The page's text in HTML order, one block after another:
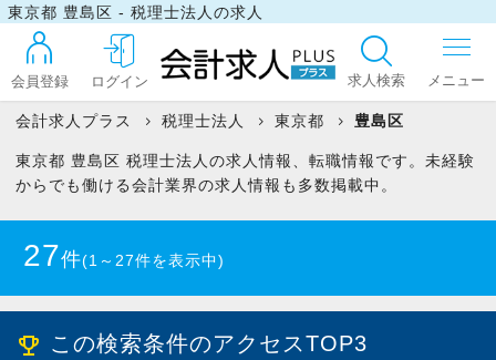
東京都 豊島区 - 税理士法人の求人
会員登録 ログイン 求人検索
ログイン
最近見た求人
マイリスト
会計求人プラス 税理士法人 東京都 豊島区
東京都 豊島区 税理士法人の求人情報、転職情報です。未経験
からでも働ける会計業界の求人情報も多数掲載中。
27件(1～27件を表示中)
emoji_events この検索条件のアクセスTOP3